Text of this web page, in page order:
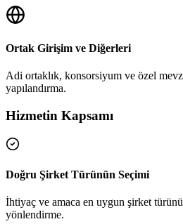
Ortak Girişim ve Diğerleri
Adi ortaklık, konsorsiyum ve özel
yapılandırma.
Hizmetin Kapsamı
Doğru Şirket Türünün Seçimi
İhtiyaç ve amaca en uygun şirket
yönlendirme.